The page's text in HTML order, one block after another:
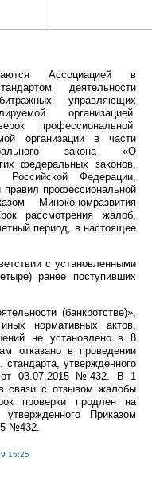
Ассоциацией в
деятельности
управляющих
организацией
профессиональной
организации в части
закона «О
федеральных законов,
Федерации,
профессиональной
Минэкономразвития
рассмотрения жалоб,
период, в настоящее
с установленными
ранее поступивших
(банкротстве)»,
нормативных актов,
не установлено в 8
отказано в проведении
утвержденного
от 03.07.2015 №432. В 1
связи с отзывом жалобы
проверки продлен на
Приказом
№432.
15:25